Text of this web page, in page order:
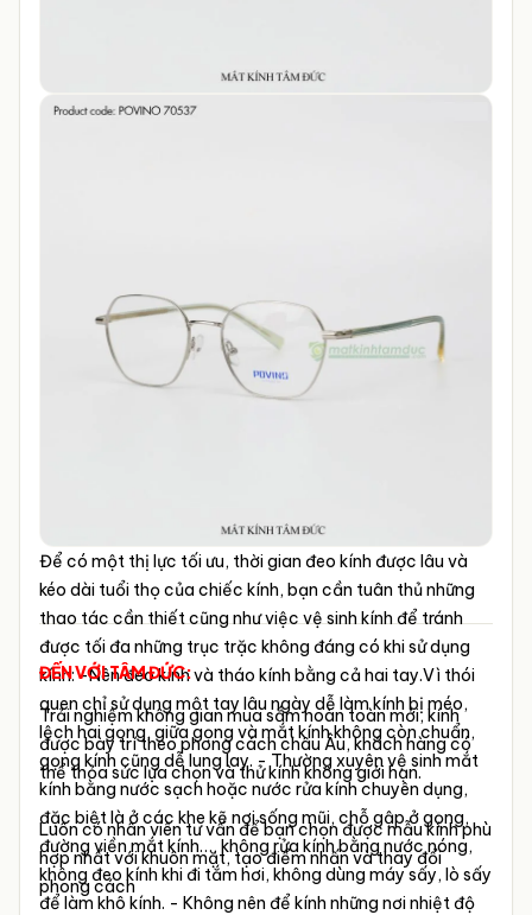
Để có một thị lực tối ưu, thời gian đeo kính được lâu và
kéo dài tuổi thọ của chiếc kính, bạn cần tuân thủ những
thao tác cần thiết cũng như việc vệ sinh kính để tránh
được tối đa những trục trặc không đáng có khi sử dụng
kính: -Nên đeo kính và tháo kính bằng cả hai tay.Vì thói
quen chỉ sử dụng một tay lâu ngày dễ làm kính bị méo,
lệch hai gọng, giữa gọng và mắt kính không còn chuẩn,
gọng kính cũng dễ lung lay. - Thường xuyên vệ sinh mắt
kính bằng nước sạch hoặc nước rửa kính chuyên dụng,
đặc biệt là ở các khe kẽ nơi sống mũi, chỗ gập ở gọng,
đường viền mắt kính…, không rửa kính bằng nước nóng,
không đeo kính khi đi tắm hơi, không dùng máy sấy, lò sấy
để làm khô kính. - Không nên để kính những nơi nhiệt độ
ĐẾN VỚI TÂM ĐỨC:
Trải nghiệm không gian mua sắm hoàn toàn mới, kính
được bày trí theo phong cách châu Âu, khách hàng có
thể thỏa sức lựa chọn và thử kính không giới hạn.
Luôn có nhân viên tư vấn để bạn chọn được mẫu kính phù
hợp nhất với khuôn mặt, tạo điểm nhấn và thay đổi
phong cách